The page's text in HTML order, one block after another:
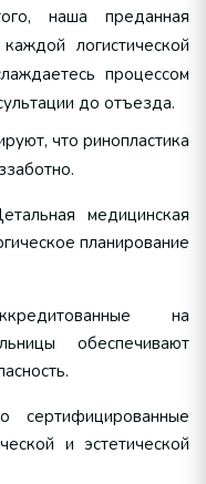
наша преданная
логистической
процессом
до отъезда.
что ринопластика
медицинская
планирование
на
обеспечивают
сертифицированные
и эстетической